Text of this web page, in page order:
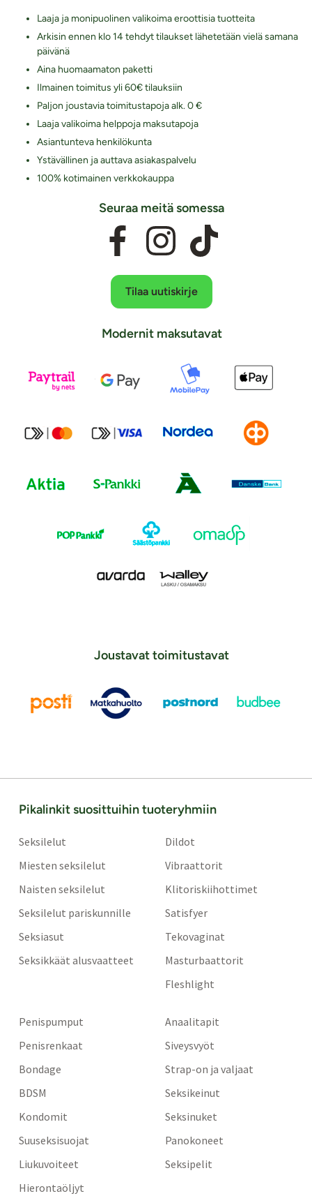
Laaja ja monipuolinen valikoima eroottisia tuotteita
Arkisin ennen klo 14 tehdyt tilaukset lähetetään vielä samana
päivänä
Aina huomaamaton paketti
Ilmainen toimitus yli 60€ tilauksiin
Paljon joustavia toimitustapoja alk. 0 €
Laaja valikoima helppoja maksutapoja
Asiantunteva henkilökunta
Ystävällinen ja auttava asiakaspalvelu
100% kotimainen verkkokauppa
Seuraa meitä somessa
Tilaa uutiskirje
Modernit maksutavat
Joustavat toimitustavat
Pikalinkit suosittuihin tuoteryhmiin
Seksilelut
Miesten seksilelut
Naisten seksilelut
Seksilelut pariskunnille
Seksiasut
Seksikkäät alusvaatteet
Dildot
Vibraattorit
Klitoriskiihottimet
Satisfyer
Tekovaginat
Masturbaattorit
Fleshlight
Penispumput
Penisrenkaat
Bondage
BDSM
Kondomit
Suuseksisuojat
Liukuvoiteet
Hierontaöljyt
Anaalitapit
Siveysvyöt
Strap-on ja valjaat
Seksikeinut
Seksinuket
Panokoneet
Seksipelit